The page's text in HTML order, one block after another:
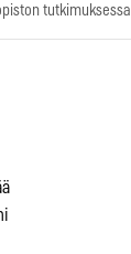
tutkimuksessa